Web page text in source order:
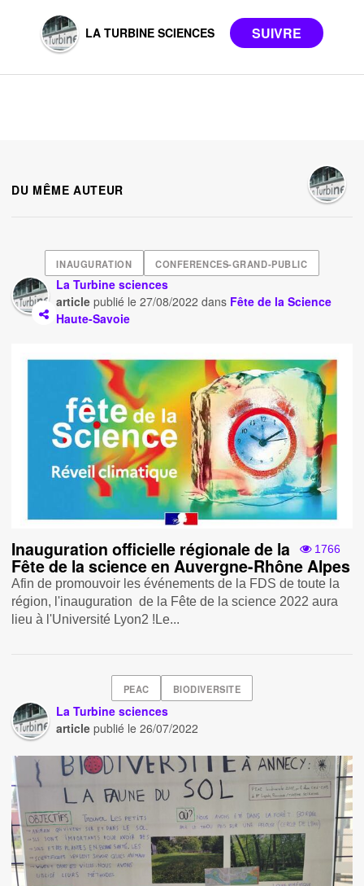
LA TURBINE SCIENCES
DU MÊME AUTEUR
INAUGURATION CONFERENCES-GRAND-PUBLIC
La Turbine sciences
article publié le27/08/2022 dans Fête de la Science
Haute-Savoie
1766
Inauguration officielle régionale de la
Fête de la science en Auvergne-Rhône Alpes
Afin de promouvoir les événements de la FDS de toute la
région, l'inauguration de la Fête de la science 2022 aura
lieu à l'Université Lyon2 !Le...
PEAC BIODIVERSITE
La Turbine sciences
article publié le26/07/2022